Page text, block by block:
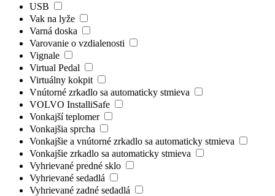
USB
Vak na lyže
Varná doska
Varovanie o vzdialenosti
Vignale
Virtual Pedal
Virtuálny kokpit
Vnútorné zrkadlo sa automaticky stmieva
VOLVO InstalliSafe
Vonkajší teplomer
Vonkajšia sprcha
Vonkajšie a vnútorné zrkadlo sa automaticky stmieva
Vonkajšie zrkadlo sa automaticky stmieva
Vyhrievané predné sklo
Vyhrievané sedadlá
Vyhrievané zadné sedadlá